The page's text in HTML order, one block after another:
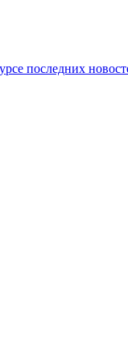
последних